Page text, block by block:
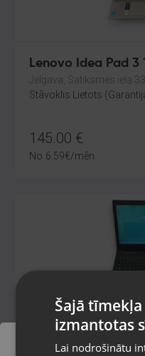
Lenovo Idea Pad 3
Jelgava, Satiksmes iela
Stāvoklis Lietots
145.00 €
No 6.59€/mēn.
Lenovo Idea Pad 3
Rīga, Jūrmalas gatve 30
Šajā
izmantotas
Lai nodrošinātu